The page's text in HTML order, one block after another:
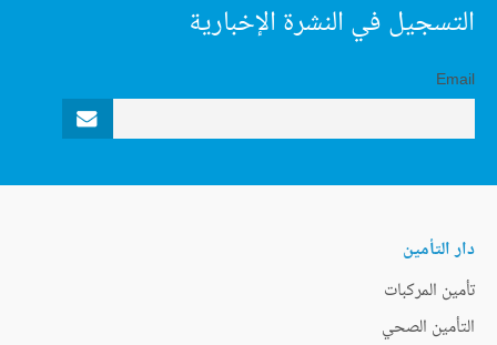
التسجيل في النشرة الإخبارية
Email
دار التأمين
تأمين المركبات
التأمين الصحي